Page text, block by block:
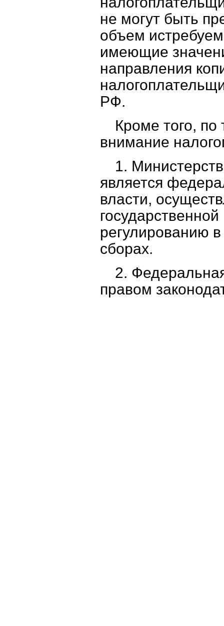
не могут быть
объем
имеющие
направления
РФ.
Кроме того,
внимание
1.
является
власти,
регулированию
сборах.
2.
правом